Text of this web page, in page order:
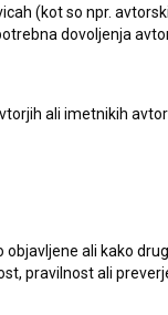
(kot so npr.
dovoljenja
ali imetnikih
ali kako
pravilnost ali